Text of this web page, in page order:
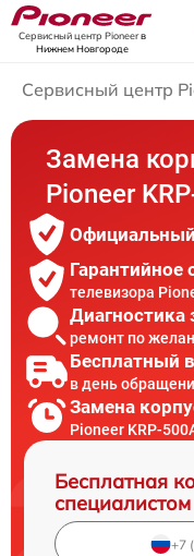
Сервисный центр Pioneerв
Нижнем Новгороде
Сервисный центр
Замена
Pioneer
Гарантийное
телевизора
Диагностика
ремонт по
Бесплатный
в день
Замена
Pioneer KRP-
Бесплатная
специалистом